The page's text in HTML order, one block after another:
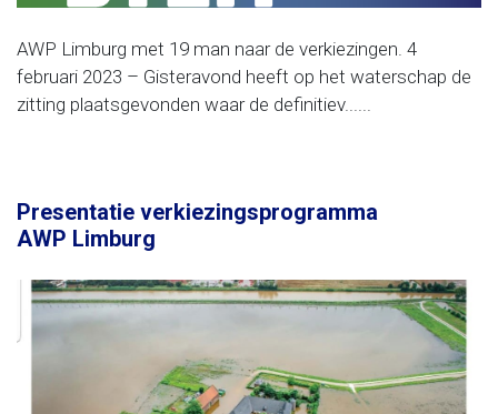
AWP Limburg met 19 man naar de verkiezingen. 4
februari 2023 – Gisteravond heeft op het waterschap de
zitting plaatsgevonden waar de definitiev......
Presentatie verkiezingsprogramma
AWP Limburg